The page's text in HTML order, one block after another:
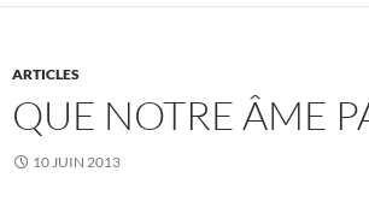
ARTICLES
QUE NOTRE ÂME
10 JUIN 2013